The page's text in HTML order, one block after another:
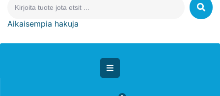
Aikaisempia hakuja